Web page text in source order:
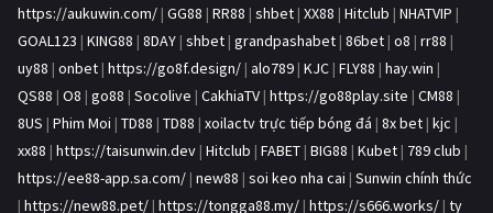
https://aukuwin.com/ | GG88 | RR88 | shbet | XX88 | Hitclub | NHATVIP |
GOAL123 | KING88 | 8DAY | shbet | grandpashabet | 86bet | o8 | rr88 |
uy88 | onbet | https://go8f.design/ | alo789 | KJC | FLY88 | hay.win |
QS88 | O8 | go88 | Socolive | CakhiaTV | https://go88play.site | CM88 |
8US | Phim Moi | TD88 | TD88 | xoilactv trực tiếp bóng đá | 8x bet | kjc |
xx88 | https://taisunwin.dev | Hitclub | FABET | BIG88 | Kubet | 789 club |
https://ee88-app.sa.com/ | new88 | soi keo nha cai | Sunwin chính thức
| https://new88.pet/ | https://tongga88.my/ | https://s666.works/ | ty